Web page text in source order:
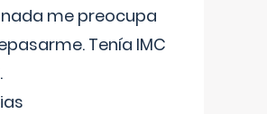
me preocupa
Tenía IMC